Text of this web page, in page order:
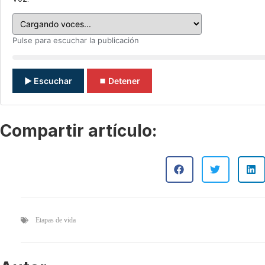
Pulse para escuchar la publicación
▶ Escuchar ⏹ Detener
Compartir artículo:
Etapas de vida